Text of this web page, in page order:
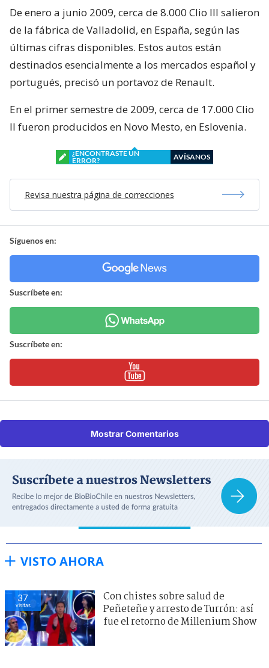
De enero a junio 2009, cerca de 8.000 Clio III salieron
de la fábrica de Valladolid, en España, según las
últimas cifras disponibles. Estos autos están
destinados esencialmente a los mercados español y
portugués, precisó un portavoz de Renault.
En el primer semestre de 2009, cerca de 17.000 Clio
II fueron producidos en Novo Mesto, en Eslovenia.
¿ENCONTRASTE UN
ERROR?
AVÍSANOS
Revisa nuestra página de correcciones
Síguenos en:
Suscríbete en:
Suscríbete en:
Mostrar Comentarios
VISTO AHORA
37
visitas
Con chistes sobre salud de
Peñeteñe y arresto de Turrón: así
fue el retorno de Millenium Show